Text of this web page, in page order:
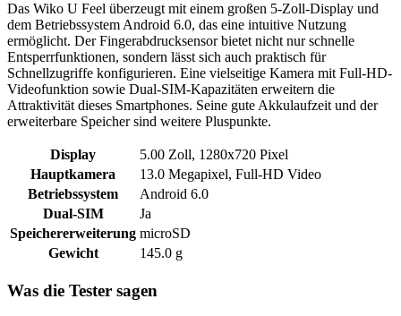
Das Wiko U Feel überzeugt mit einem großen 5-Zoll-Display und
dem Betriebssystem Android 6.0, das eine intuitive Nutzung
ermöglicht. Der Fingerabdrucksensor bietet nicht nur schnelle
Entsperrfunktionen, sondern lässt sich auch praktisch für
Schnellzugriffe konfigurieren. Eine vielseitige Kamera mit Full-HD-
Videofunktion sowie Dual-SIM-Kapazitäten erweitern die
Attraktivität dieses Smartphones. Seine gute Akkulaufzeit und der
erweiterbare Speicher sind weitere Pluspunkte.
Display
5.00 Zoll, 1280x720 Pixel
Hauptkamera
13.0 Megapixel, Full-HD Video
Betriebssystem
Android 6.0
Dual-SIM
Ja
Speichererweiterung microSD
Gewicht
145.0 g
Was die Tester sagen